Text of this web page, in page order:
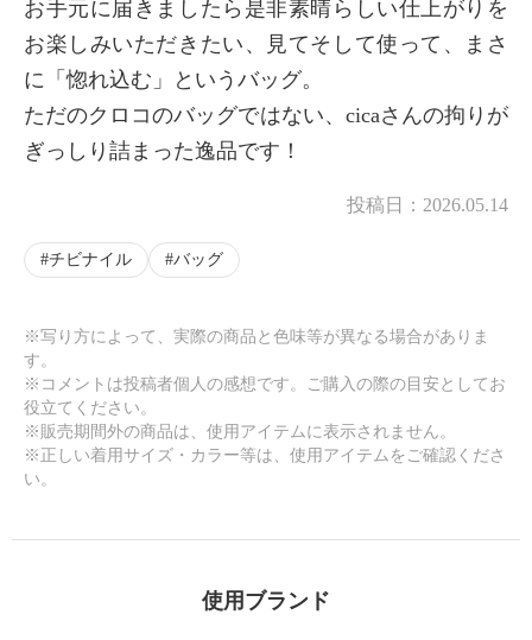
お手元に届きましたら是非素晴らしい仕上がりを
お楽しみいただきたい、見てそして使って、まさ
に「惚れ込む」というバッグ。
ただのクロコのバッグではない、cicaさんの拘りが
ぎっしり詰まった逸品です！
投稿日： 2026.05.14
チビナイル バッグ
※写り方によって、実際の商品と色味等が異なる場合がありま
す。
※コメントは投稿者個人の感想です。ご購入の際の目安としてお
役立てください。
※販売期間外の商品は、使用アイテムに表示されません。
※正しい着用サイズ・カラー等は、使用アイテムをご確認くださ
い。
使用ブランド